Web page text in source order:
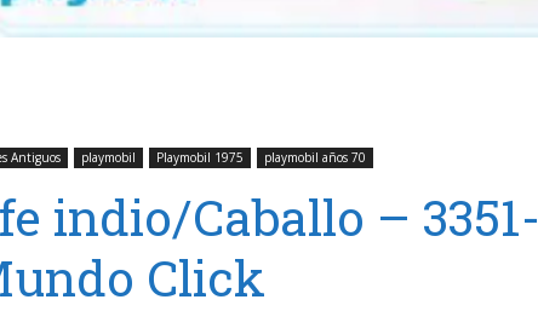
Antiguos playmobil Playmobil 1975 playmobil años 70
indio/Caballo – 3351-
Click